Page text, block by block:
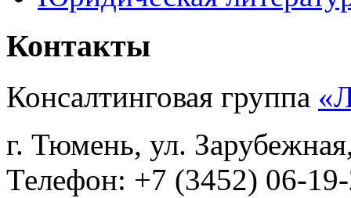
Контакты
Консалтинговая группа
г. Тюмень, ул.
Телефон: +7 (3452) 06-